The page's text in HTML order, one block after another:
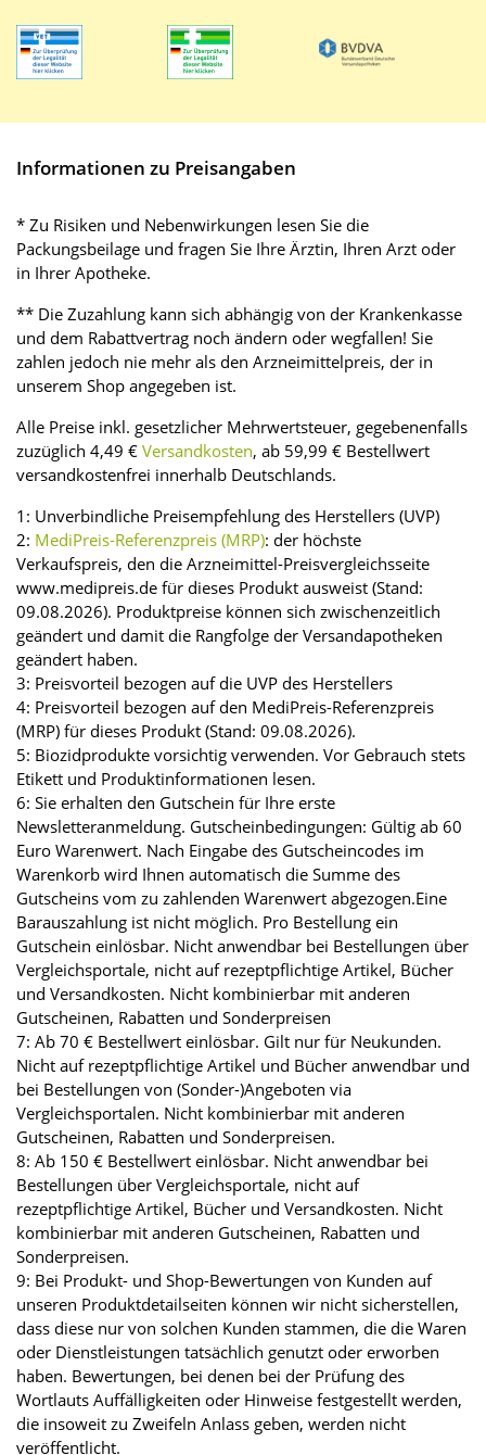
Informationen zu Preisangaben
* Zu Risiken und Nebenwirkungen lesen Sie die
Packungsbeilage und fragen Sie Ihre Ärztin, Ihren Arzt oder
in Ihrer Apotheke.
** Die Zuzahlung kann sich abhängig von der Krankenkasse
und dem Rabattvertrag noch ändern oder wegfallen! Sie
zahlen jedoch nie mehr als den Arzneimittelpreis, der in
unserem Shop angegeben ist.
Alle Preise inkl. gesetzlicher Mehrwertsteuer, gegebenenfalls
zuzüglich 4,49 € Versandkosten, ab 59,99 € Bestellwert
versandkostenfrei innerhalb Deutschlands.
1: Unverbindliche Preisempfehlung des Herstellers (UVP)
2: MediPreis-Referenzpreis (MRP): der höchste
Verkaufspreis, den die Arzneimittel-Preisvergleichsseite
www.medipreis.de für dieses Produkt ausweist (Stand:
09.08.2026). Produktpreise können sich zwischenzeitlich
geändert und damit die Rangfolge der Versandapotheken
geändert haben.
3: Preisvorteil bezogen auf die UVP des Herstellers
4: Preisvorteil bezogen auf den MediPreis-Referenzpreis
(MRP) für dieses Produkt (Stand: 09.08.2026).
5: Biozidprodukte vorsichtig verwenden. Vor Gebrauch stets
Etikett und Produktinformationen lesen.
6: Sie erhalten den Gutschein für Ihre erste
Newsletteranmeldung. Gutscheinbedingungen: Gültig ab 60
Euro Warenwert. Nach Eingabe des Gutscheincodes im
Warenkorb wird Ihnen automatisch die Summe des
Gutscheins vom zu zahlenden Warenwert abgezogen.Eine
Barauszahlung ist nicht möglich. Pro Bestellung ein
Gutschein einlösbar. Nicht anwendbar bei Bestellungen über
Vergleichsportale, nicht auf rezeptpflichtige Artikel, Bücher
und Versandkosten. Nicht kombinierbar mit anderen
Gutscheinen, Rabatten und Sonderpreisen
7: Ab 70 € Bestellwert einlösbar. Gilt nur für Neukunden.
Nicht auf rezeptpflichtige Artikel und Bücher anwendbar und
bei Bestellungen von (Sonder-)Angeboten via
Vergleichsportalen. Nicht kombinierbar mit anderen
Gutscheinen, Rabatten und Sonderpreisen.
8: Ab 150 € Bestellwert einlösbar. Nicht anwendbar bei
Bestellungen über Vergleichsportale, nicht auf
rezeptpflichtige Artikel, Bücher und Versandkosten. Nicht
kombinierbar mit anderen Gutscheinen, Rabatten und
Sonderpreisen.
9: Bei Produkt- und Shop-Bewertungen von Kunden auf
unseren Produktdetailseiten können wir nicht sicherstellen,
dass diese nur von solchen Kunden stammen, die die Waren
oder Dienstleistungen tatsächlich genutzt oder erworben
haben. Bewertungen, bei denen bei der Prüfung des
Wortlauts Auffälligkeiten oder Hinweise festgestellt werden,
die insoweit zu Zweifeln Anlass geben, werden nicht
veröffentlicht.